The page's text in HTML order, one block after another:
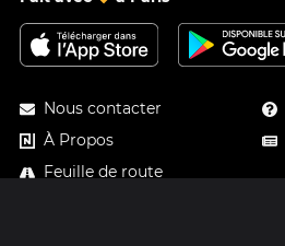
Nous contacter
À Propos
Feuille de route